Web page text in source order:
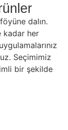
dalın.
kadar her
Seçimimiz
bir şekilde